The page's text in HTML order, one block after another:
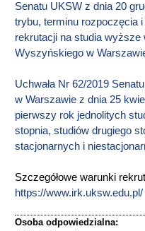
Senatu UKSW z dnia 20
trybu, terminu rozpoczęcia
rekrutacji na studia wyższe
Wyszyńskiego w
Uchwała Nr 62/2019
w Warszawie z dnia 25
pierwszy rok jednolitych
stopnia, studiów drugiego
stacjonarnych i
Szczegółowe warunki
https://www.irk.uksw.edu.pl/
Osoba odpowiedzialna: